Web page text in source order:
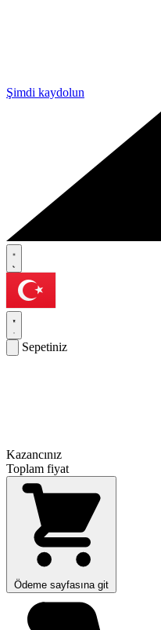
Şimdi kaydolun
Sepetiniz
Kazancınız
Toplam fiyat
Ödeme sayfasına git